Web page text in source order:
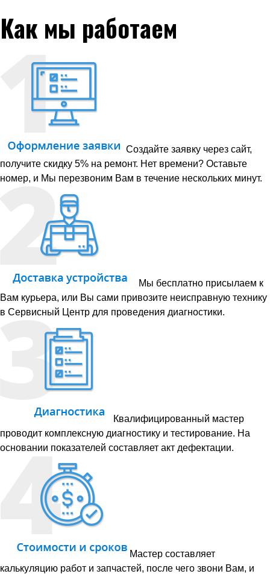
Как мы работаем
Создайте заявку через сайт,
получите скидку 5% на ремонт. Нет времени? Оставьте
номер, и Мы перезвоним Вам в течение нескольких минут.
Мы бесплатно присылаем к
Вам курьера, или Вы сами привозите неисправную технику
в Сервисный Центр для проведения диагностики.
Квалифицированный мастер
проводит комплексную диагностику и тестирование. На
основании показателей составляет акт дефектации.
Мастер составляет
калькуляцию работ и запчастей, после чего звони Вам, и